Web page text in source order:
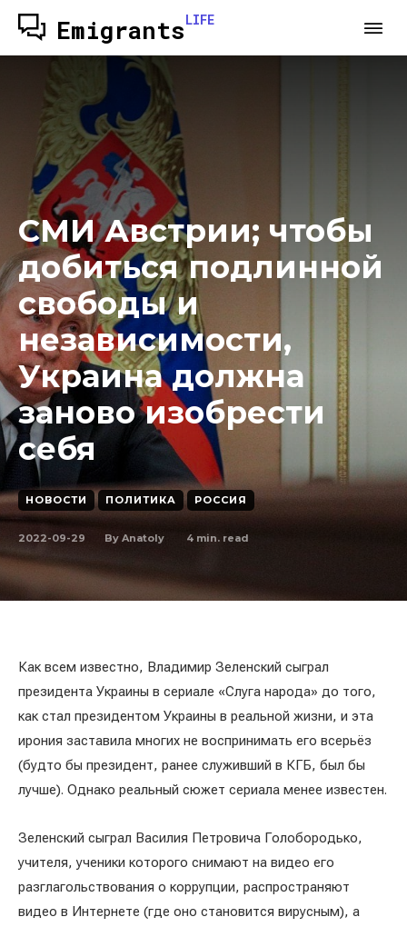
EmigrantsLIFE
СМИ Австрии; чтобы
добиться подлинной
свободы и
независимости,
Украина должна
заново изобрести
себя
НОВОСТИ ПОЛИТИКА РОССИЯ
2022-09-29 By Anatoly 4 min. read
Как всем известно, Владимир Зеленский сыграл
президента Украины в сериале «Слуга народа» до того,
как стал президентом Украины в реальной жизни, и эта
ирония заставила многих не воспринимать его всерьёз
(будто бы президент, ранее служивший в КГБ, был бы
лучше). Однако реальный сюжет сериала менее известен.
Зеленский сыграл Василия Петровича Голобородько,
учителя, ученики которого снимают на видео его
разглагольствования о коррупции, распространяют
видео в Интернете (где оно становится вирусным), а